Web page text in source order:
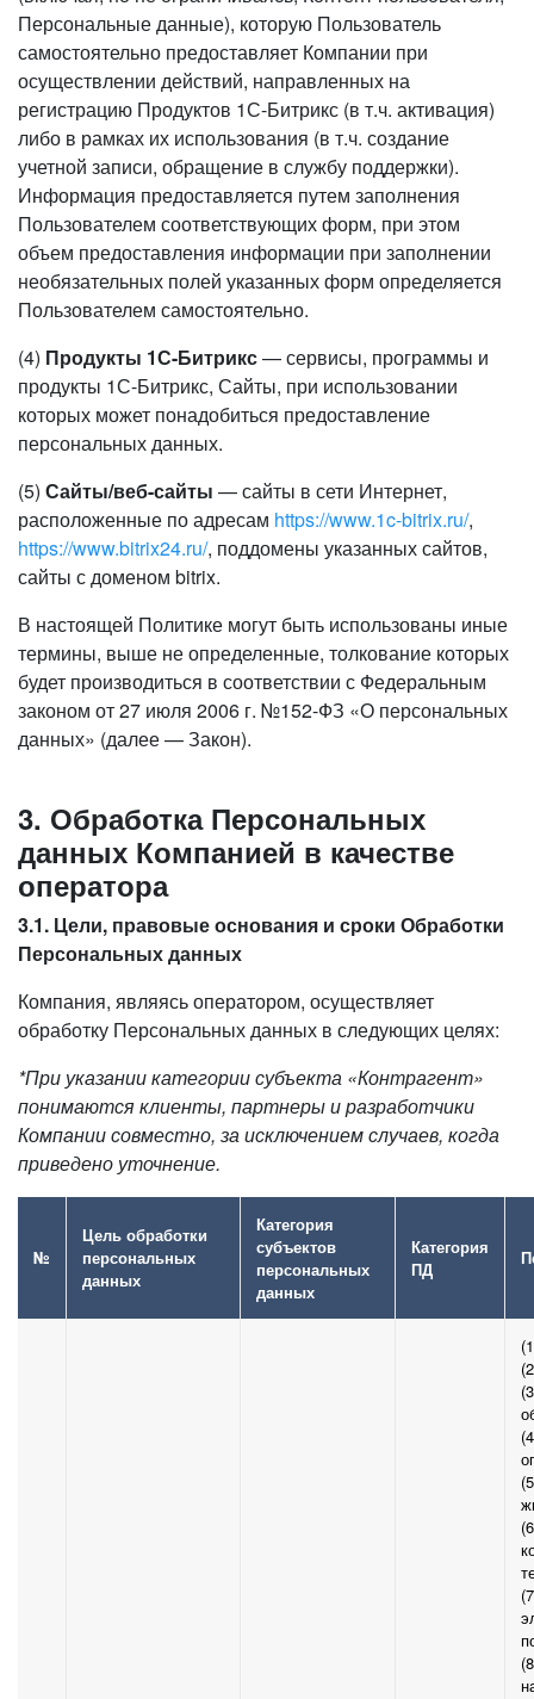
Персональные данные), которую Пользователь
самостоятельно предоставляет Компании при
осуществлении действий, направленных на
регистрацию Продуктов 1С-Битрикс (в т.ч. активация)
либо в рамках их использования (в т.ч. создание
учетной записи, обращение в службу поддержки).
Информация предоставляется путем заполнения
Пользователем соответствующих форм, при этом
объем предоставления информации при заполнении
необязательных полей указанных форм определяется
Пользователем самостоятельно.
(4) Продукты 1С-Битрикс— сервисы, программы и
продукты 1С-Битрикс, Сайты, при использовании
которых может понадобиться предоставление
персональных данных.
(5) Сайты/веб-сайты — сайты в сети Интернет,
расположенные по адресам https://www.1c-bitrix.ru/,
https://www.bitrix24.ru/, поддомены указанных сайтов,
сайты с доменом bitrix.
В настоящей Политике могут быть использованы иные
термины, выше не определенные, толкование которых
будет производиться в соответствии с Федеральным
законом от 27 июля 2006 г. №152-ФЗ «О персональных
данных» (далее — Закон).
3. Обработка Персональных
данных Компанией в качестве
оператора
3.1. Цели, правовые основания и сроки Обработки
Персональных данных
Компания, являясь оператором, осуществляет
обработку Персональных данных в следующих целях:
*При указании категории субъекта «Контрагент»
понимаются клиенты, партнеры и разработчики
Компании совместно, за исключением случаев, когда
приведено уточнение.
№
Цель обработки
персональных
данных
Категория
субъектов
персональных
данных
Категория
ПД